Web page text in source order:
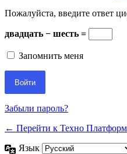
Пожалуйста, введите ответ
двадцать − шесть =
Запомнить меня
Забыли пароль?
← Перейти к Техно
Язык